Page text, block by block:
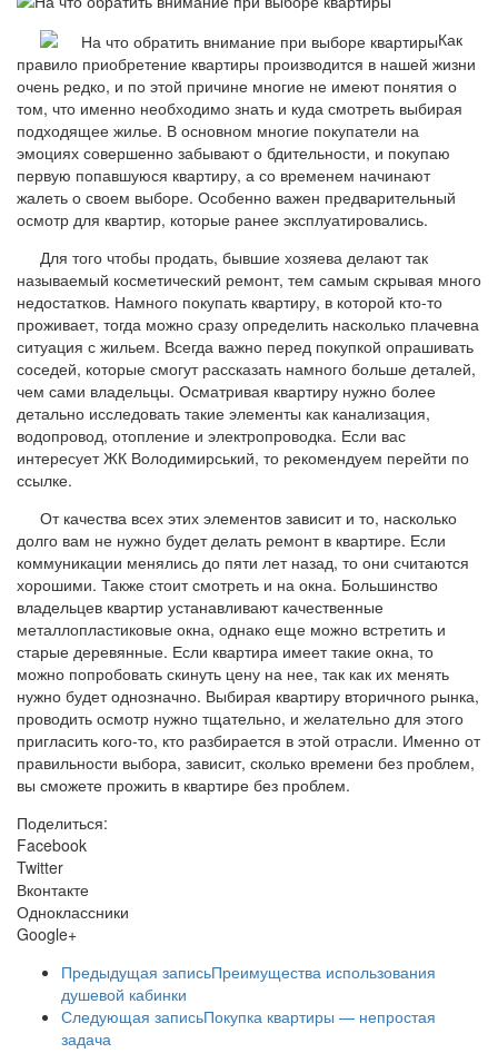
Как
правило приобретение квартиры производится в нашей жизни
очень редко, и по этой причине многие не имеют понятия о
том, что именно необходимо знать и куда смотреть выбирая
подходящее жилье. В основном многие покупатели на
эмоциях совершенно забывают о бдительности, и покупаю
первую попавшуюся квартиру, а со временем начинают
жалеть о своем выборе. Особенно важен предварительный
осмотр для квартир, которые ранее эксплуатировались.
Для того чтобы продать, бывшие хозяева делают так
называемый косметический ремонт, тем самым скрывая много
недостатков. Намного покупать квартиру, в которой кто-то
проживает, тогда можно сразу определить насколько плачевна
ситуация с жильем. Всегда важно перед покупкой опрашивать
соседей, которые смогут рассказать намного больше деталей,
чем сами владельцы. Осматривая квартиру нужно более
детально исследовать такие элементы как канализация,
водопровод, отопление и электропроводка. Если вас
интересует ЖК Володимирський, то рекомендуем перейти по
ссылке.
От качества всех этих элементов зависит и то, насколько
долго вам не нужно будет делать ремонт в квартире. Если
коммуникации менялись до пяти лет назад, то они считаются
хорошими. Также стоит смотреть и на окна. Большинство
владельцев квартир устанавливают качественные
металлопластиковые окна, однако еще можно встретить и
старые деревянные. Если квартира имеет такие окна, то
можно попробовать скинуть цену на нее, так как их менять
нужно будет однозначно. Выбирая квартиру вторичного рынка,
проводить осмотр нужно тщательно, и желательно для этого
пригласить кого-то, кто разбирается в этой отрасли. Именно от
правильности выбора, зависит, сколько времени без проблем,
вы сможете прожить в квартире без проблем.
Поделиться:
Facebook
Twitter
Вконтакте
Одноклассники
Google+
Предыдущая записьПреимущества использования
душевой кабинки
Следующая записьПокупка квартиры — непростая
задача